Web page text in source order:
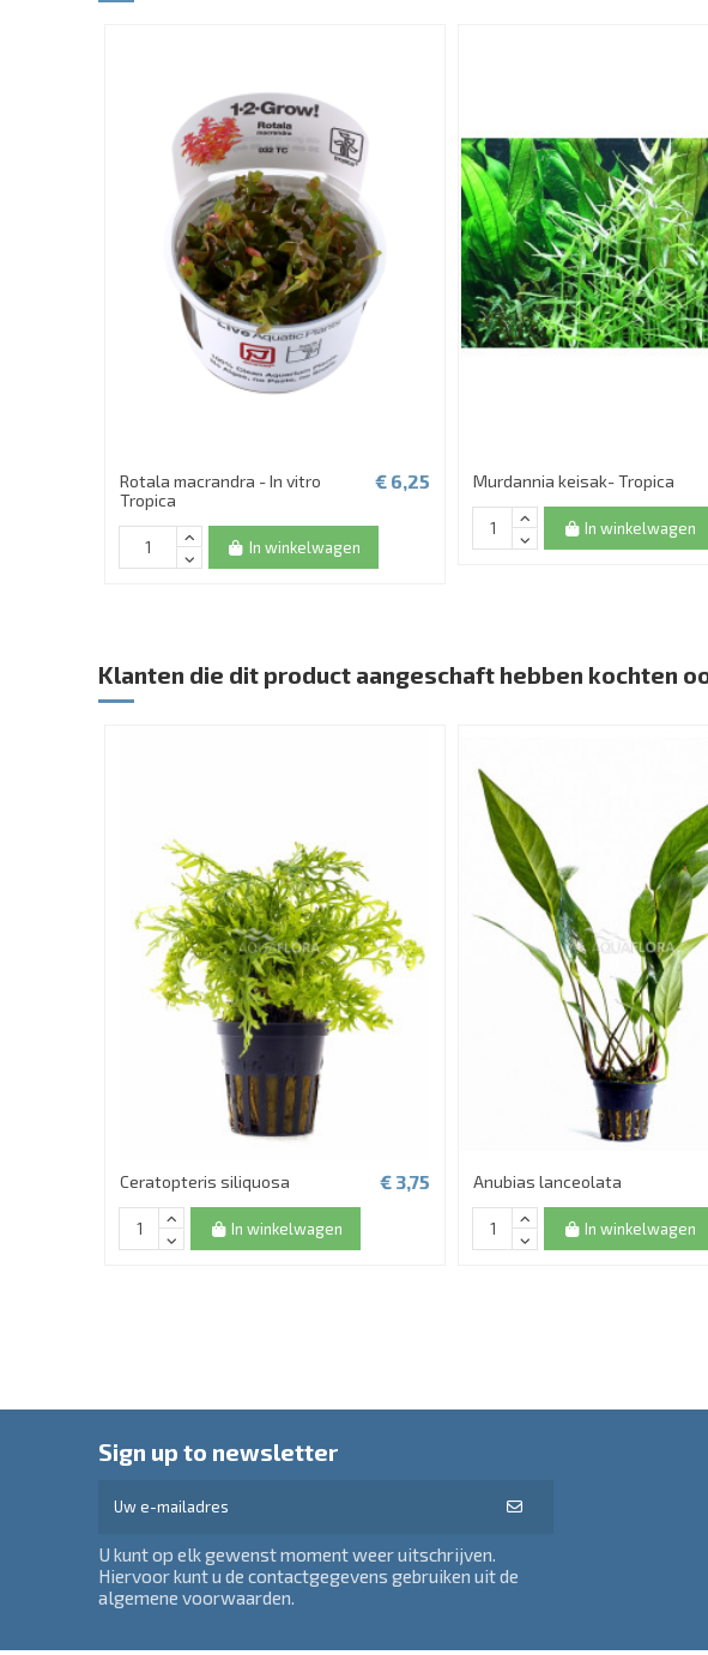
Rotala macrandra - In vitro
Tropica
€ 6,25
In winkelwagen
Murdannia keisak- Tropica
In winkelwagen
Klanten die dit product aangeschaft hebben kochten
Ceratopteris siliquosa € 3,75
In winkelwagen
Anubias lanceolata
In winkelwagen
Sign up to newsletter
U kunt op elk gewenst moment weer uitschrijven.
Hiervoor kunt u de contactgegevens gebruiken uit de
algemene voorwaarden.